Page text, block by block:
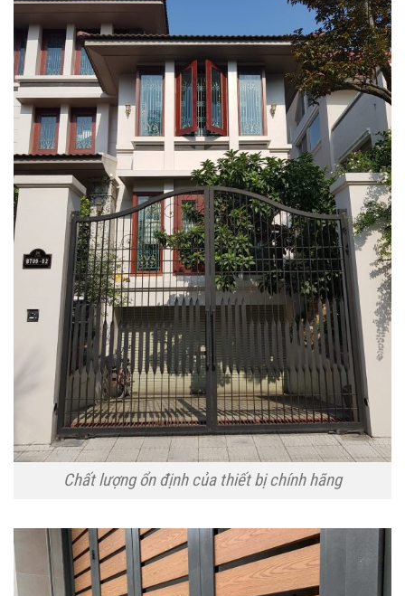
Chất lượng ổn định của thiết bị chính hãng